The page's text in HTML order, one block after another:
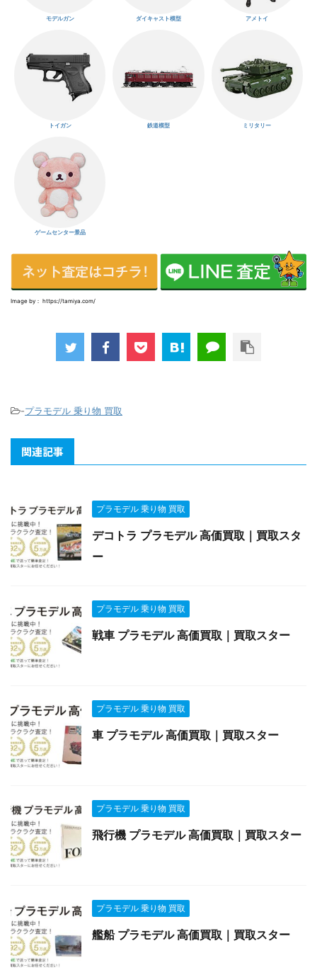
モデルガン ダイキャスト模型 アメトイ
トイガン 鉄道模型 ミリタリー
ゲームセンター景品
Image by： https://tamiya.com/
-プラモデル 乗り物 買取
関連記事
プラモデル 乗り物 買取
デコトラ プラモデル 高価買取｜買取スタ
ー
プラモデル 乗り物 買取
戦車 プラモデル 高価買取｜買取スター
プラモデル 乗り物 買取
車 プラモデル 高価買取｜買取スター
プラモデル 乗り物 買取
飛行機 プラモデル 高価買取｜買取スター
プラモデル 乗り物 買取
艦船 プラモデル 高価買取｜買取スター